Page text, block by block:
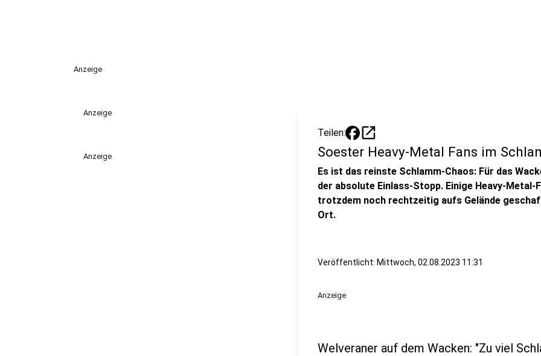
Anzeige
Anzeige
Anzeige
Teilen: open_in_new
Soester Heavy-Metal Fans im
Es ist das reinste Schlamm-Chaos: Für das
der absolute Einlass-Stopp. Einige Heavy-Metal-
trotzdem noch rechtzeitig aufs Gelände
Ort.
Veröffentlicht: Mittwoch, 02.08.2023 11:31
Anzeige
Welveraner auf dem Wacken: "Zu viel